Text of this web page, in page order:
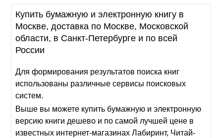
Купить бумажную и электронную книгу в
Москве, доставка по Москве, Московской
области, в Санкт-Петербурге и по всей
России
Для формирования результатов поиска книг
использованы различные сервисы поисковых
систем.
Выше вы можете купить бумажную и электронную
версию книги дешево и по самой лучшей цене в
известных интернет-магазинах Лабиринт, Читай-